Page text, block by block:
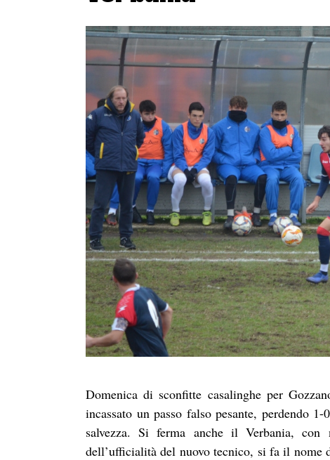
Domenica di sconfitte casalinghe per
incassato un passo falso pesante, perdendo
salvezza. Si ferma anche il Verbania,
dell’ufficialità del nuovo tecnico, si fa il nome